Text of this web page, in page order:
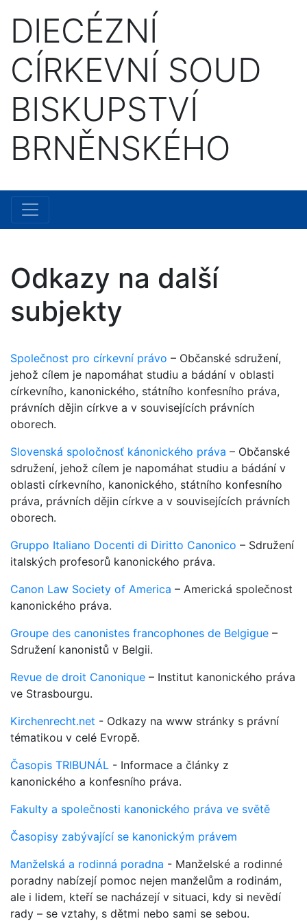
DIECÉZNÍ
CÍRKEVNÍ SOUD
BISKUPSTVÍ
BRNĚNSKÉHO
Odkazy na další
subjekty
Společnost pro církevní právo – Občanské sdružení,
jehož cílem je napomáhat studiu a bádání v oblasti
církevního, kanonického, státního konfesního práva,
právních dějin církve a v souvisejících právních
oborech.
Slovenská spoločnosť kánonického práva – Občanské
sdružení, jehož cílem je napomáhat studiu a bádání v
oblasti církevního, kanonického, státního konfesního
práva, právních dějin církve a v souvisejících právních
oborech.
Gruppo Italiano Docenti di Diritto Canonico – Sdružení
italských profesorů kanonického práva.
Canon Law Society of America – Americká společnost
kanonického práva.
Groupe des canonistes francophones de Belgigue –
Sdružení kanonistů v Belgii.
Revue de droit Canonique – Institut kanonického práva
ve Strasbourgu.
Kirchenrecht.net - Odkazy na www stránky s právní
tématikou v celé Evropě.
Časopis TRIBUNÁL - Informace a články z
kanonického a konfesního práva.
Fakulty a společnosti kanonického práva ve světě
Časopisy zabývající se kanonickým právem
Manželská a rodinná poradna - Manželské a rodinné
poradny nabízejí pomoc nejen manželům a rodinám,
ale i lidem, kteří se nacházejí v situaci, kdy si nevědí
rady – se vztahy, s dětmi nebo sami se sebou.